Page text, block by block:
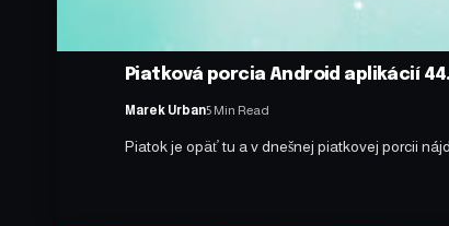
Piatková porcia Android aplikácií 44.
Marek Urban5 Min Read
Piatok je opäť tu a v dnešnej piatkovej porcii